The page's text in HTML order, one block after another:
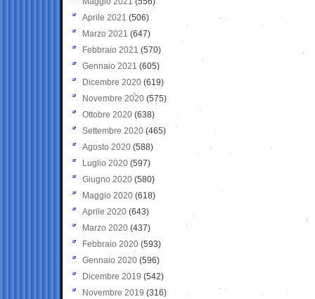
Aprile 2021 (506)
Marzo 2021 (647)
Febbraio 2021 (570)
Gennaio 2021 (605)
Dicembre 2020 (619)
Novembre 2020 (575)
Ottobre 2020 (638)
Settembre 2020(465)
Agosto 2020 (588)
Luglio 2020 (597)
Giugno 2020 (580)
Maggio 2020 (618)
Aprile 2020 (643)
Marzo 2020 (437)
Febbraio 2020 (593)
Gennaio 2020 (596)
Dicembre 2019 (542)
Novembre 2019 (316)